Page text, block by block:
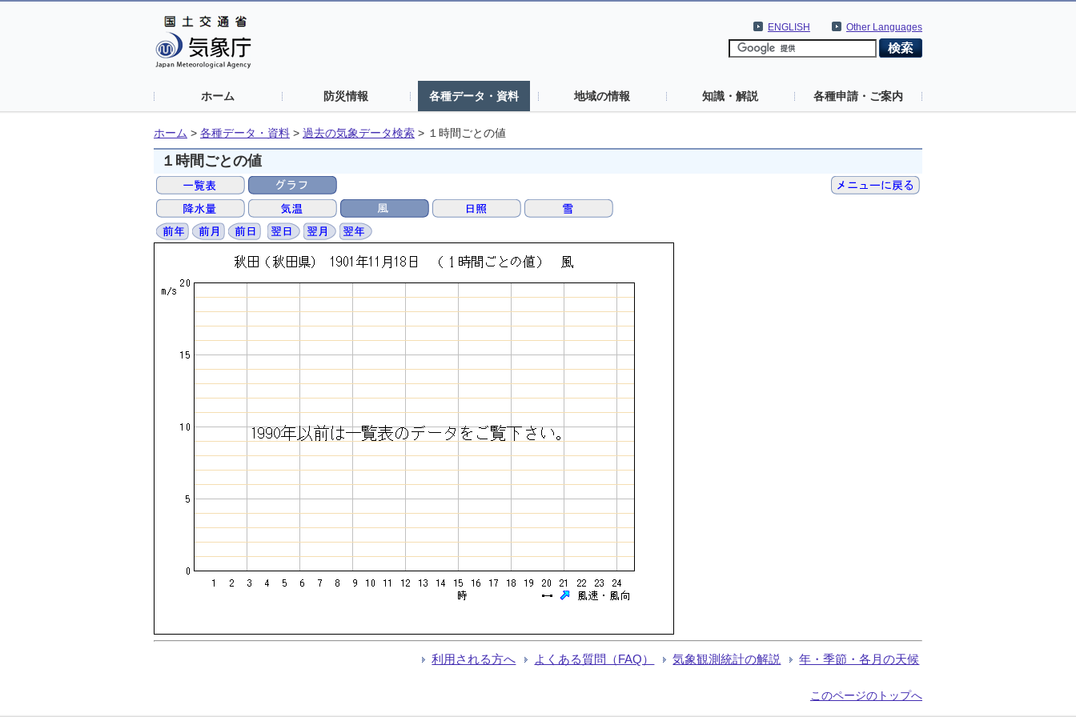
Other Languages
ENGLISH
ホーム 防災情報 各種データ・資料 地域の情報 知識・解説 各種申請・ご案内
ホーム > 各種データ・資料 > 過去の気象データ検索 > １時間ごとの値
１時間ごとの値
利用される方へ よくある質問（FAQ） 気象観測統計の解説 年・季節・各月の天候
このページのトップへ